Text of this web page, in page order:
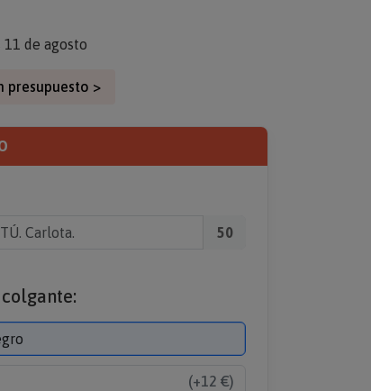
de agosto
presupuesto >
50
(+12 €)